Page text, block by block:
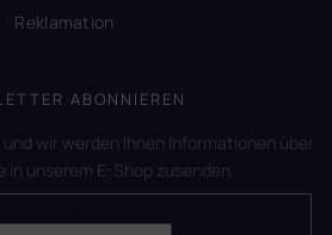
Reklamation
ABONNIEREN
und wir werden Ihnen Informationen über
in unserem E-Shop zusenden.